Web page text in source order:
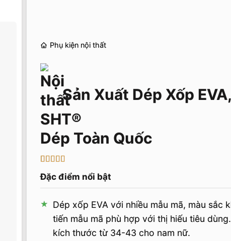
Phụ kiện nội thất
Sản Xuất Dép Xốp
Dép Toàn Quốc
trên 5 dựa
trênđánh
giá
Đặc điểm nổi bật
Dép xốp EVA với nhiều mẫu mã, màu sắc
tiến mẫu mã phù hợp với thị hiếu tiêu
kích thước từ 34-43 cho nam nữ.